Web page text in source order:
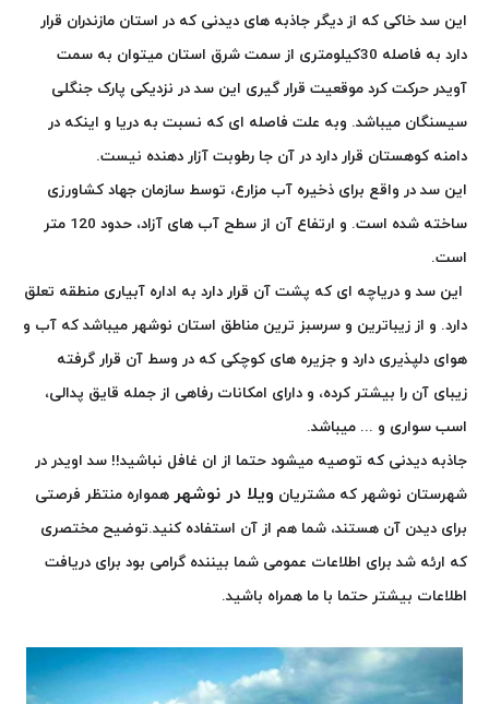
این سد خاکی که از دیگر جاذبه های دیدنی که در استان مازندران قرار
دارد به فاصله 30کیلومتری از سمت شرق استان میتوان به سمت
آویدر حرکت کرد موقعیت قرار گیری این سد در نزدیکی پارک جنگلی
سیسنگان میباشد. وبه علت فاصله ای که نسبت به دریا و اینکه در
دامنه کوهستان قرار دارد در آن جا رطوبت آزار دهنده نیست.
این سد در‌ واقع برای ذخیره آب مزارع، توسط سازمان جهاد کشاورزی
ساخته شده است. و ارتفاع آن از سطح آب های آزاد، حدود
120 متر
است.
این سد و دریاچه ای که پشت آن قرار دارد به اداره آبیاری منطقه تعلق
دارد. و از زیباترین و سرسبز ترین مناطق استان نوشهر میباشد که آب و
هوای دلپذیری دارد و جزیره های کوچکی که در وسط آن قرار گرفته
زیبای آن را بیشتر کرده، و دارای امکانات رفاهی از جمله قایق پدالی،
اسب سواری و ... میباشد.
جاذبه دیدنی که توصیه میشود حتما از ان غافل نباشید!! سد اویدر در
شهرستان نوشهر که مشتریان ویلا در نوشهر همواره منتظر فرصتی
برای دیدن آن هستند، شما هم از آن استفاده کنید.توضیح مختصری
که ارئه شد برای اطلاعات عمومی شما بیننده گرامی بود برای دریافت
اطلاعات بیشتر حتما با ما همراه باشید.